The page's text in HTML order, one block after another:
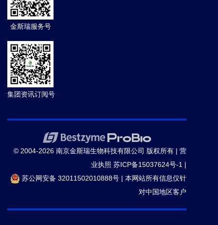
金斯瑞服务号
集团资讯订阅号
© 2004-2026 南京金斯瑞生物科技有限公司 版权所有 | 营
业执照 苏ICP备15037624号-1 |
苏公网安备 32011502010888号 | 本网站所有信息仅针
对中国地区客户